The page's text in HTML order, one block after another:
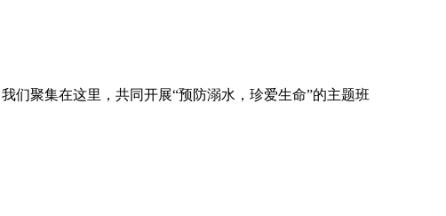
们聚集在这里，共同开展“预防溺水，珍爱生命”的主题班